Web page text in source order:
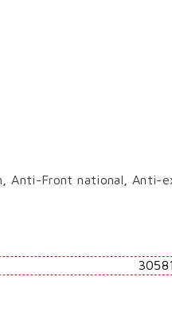
Anti-Front national
Anti-